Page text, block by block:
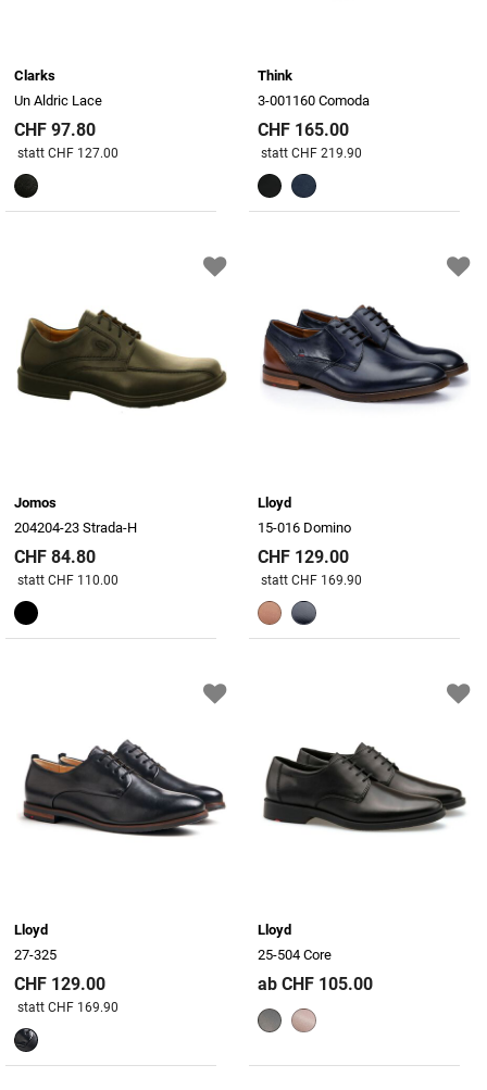
Clarks
Un Aldric Lace
CHF 97.80
Preis reduziert von
statt CHF 127.00
Think
3-001160 Comoda
CHF 165.00
Preis reduziert von
statt CHF 219.90
Jomos
204204-23 Strada-H
CHF 84.80
Preis reduziert von
statt CHF 110.00
Lloyd
15-016 Domino
CHF 129.00
Preis reduziert von
statt CHF 169.90
Lloyd
27-325
CHF 129.00
Preis reduziert von
statt CHF 169.90
Lloyd
25-504 Core
ab CHF 105.00